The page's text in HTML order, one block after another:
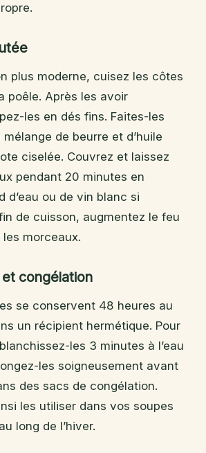
plus moderne, cuisez les côtes
poêle. Après les avoir
les en dés fins. Faites-les
de beurre et d’huile
ciselée. Couvrez et laissez
pendant 20 minutes en
d’eau ou de vin blanc si
de cuisson, augmentez le feu
morceaux.
congélation
se conservent 48 heures au
un récipient hermétique. Pour
les 3 minutes à l’eau
les soigneusement avant
des sacs de congélation.
les utiliser dans vos soupes
long de l’hiver.